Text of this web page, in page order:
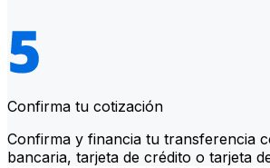
Confirma tu cotización
Confirma y financia tu transferencia
bancaria, tarjeta de crédito o tarjeta